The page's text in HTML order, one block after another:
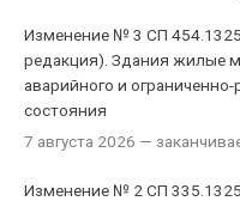
Изменение № 3 СП
редакция). Здания жилые
аварийного и
состояния
7 августа 2026 —
Изменение № 2 СП